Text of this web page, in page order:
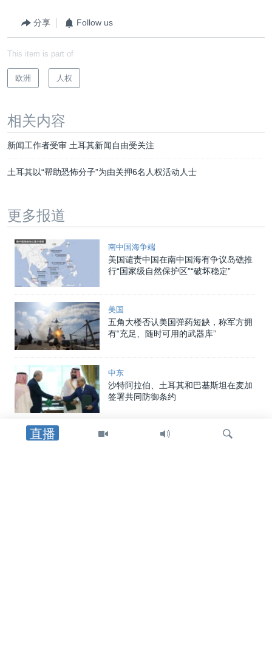
直播
分享 Follow us
This item is part of
欧洲 人权
相关内容
新闻工作者受审 土耳其新闻自由受关注
土耳其以“帮助恐怖分子”为由关押6名人权活动人士
更多报道
南中国海争端
美国谴责中国在南中国海有争议岛礁推
行“国家级自然保护区”“破坏稳定”
美国
五角大楼否认美国弹药短缺，称军方拥
有“充足、随时可用的武器库”
中东
沙特阿拉伯、土耳其和巴基斯坦在麦加
签署共同防御条约